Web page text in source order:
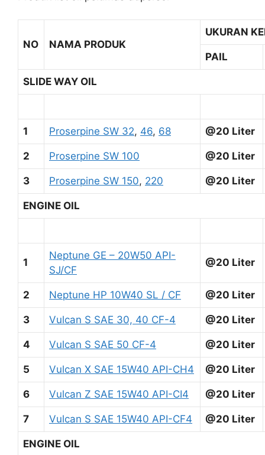
NO NAMA PRODUK
UKURAN
PAIL
SLIDE WAY OIL
1 Proserpine SW 32, 46, 68 @20 Liter
2 Proserpine SW 100 @20 Liter
3 Proserpine SW 150, 220 @20 Liter
ENGINE OIL
1
Neptune GE – 20W50 API-
SJ/CF
@20 Liter
2 Neptune HP 10W40 SL / CF @20 Liter
3 Vulcan S SAE 30, 40 CF-4 @20 Liter
4 Vulcan S SAE 50 CF-4 @20 Liter
5 Vulcan X SAE 15W40 API-CH4 @20 Liter
6 Vulcan Z SAE 15W40 API-CI4 @20 Liter
7 Vulcan S SAE 15W40 API-CF4 @20 Liter
ENGINE OIL